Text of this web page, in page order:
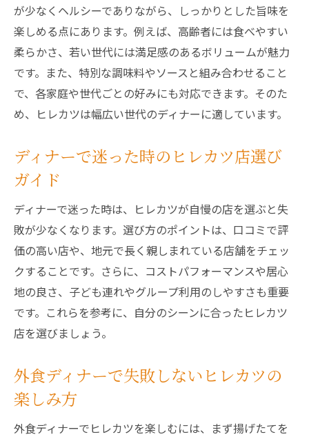
が少なくヘルシーでありながら、しっかりとした旨味を
楽しめる点にあります。例えば、高齢者には食べやすい
柔らかさ、若い世代には満足感のあるボリュームが魅力
です。また、特別な調味料やソースと組み合わせること
で、各家庭や世代ごとの好みにも対応できます。そのた
め、ヒレカツは幅広い世代のディナーに適しています。
ディナーで迷った時のヒレカツ店選び
ガイド
ディナーで迷った時は、ヒレカツが自慢の店を選ぶと失
敗が少なくなります。選び方のポイントは、口コミで評
価の高い店や、地元で長く親しまれている店舗をチェッ
クすることです。さらに、コストパフォーマンスや居心
地の良さ、子ども連れやグループ利用のしやすさも重要
です。これらを参考に、自分のシーンに合ったヒレカツ
店を選びましょう。
外食ディナーで失敗しないヒレカツの
楽しみ方
外食ディナーでヒレカツを楽しむには、まず揚げたてを